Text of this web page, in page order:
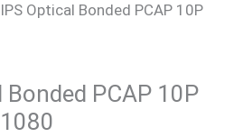
Optical Bonded PCAP 10P
PCAP 10P